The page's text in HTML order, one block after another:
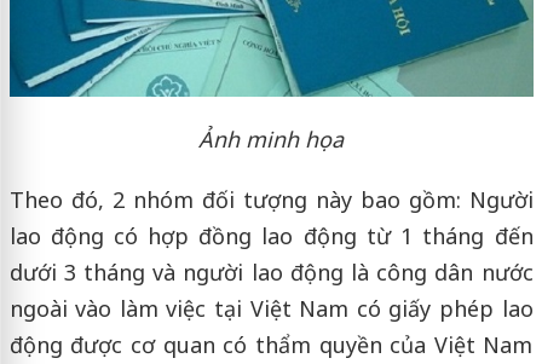
Ảnh minh họa
Theo đó, 2 nhóm đối tượng này bao gồm: Người
lao động có hợp đồng lao động từ 1 tháng đến
dưới 3 tháng và người lao động là công dân nước
ngoài vào làm việc tại Việt Nam có giấy phép lao
động được cơ quan có thẩm quyền của Việt Nam